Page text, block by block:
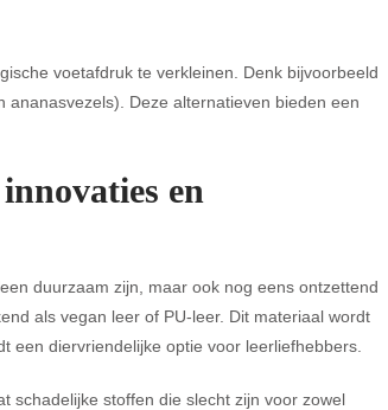
voetafdruk te verkleinen. Denk bijvoorbeeld
Deze alternatieven bieden een
en
duurzaam zijn, maar ook nog eens ontzettend
als vegan leer of PU-leer. Dit materiaal wordt
een diervriendelijke optie voor leerliefhebbers.
schadelijke stoffen die slecht zijn voor zowel